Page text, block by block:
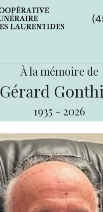
À la mémoire de
Gérard
1935 - 2026